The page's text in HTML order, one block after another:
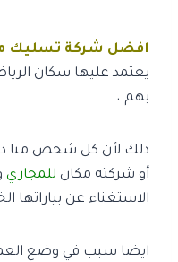
افضل شركة تسليك
يعتمد عليها سكان
بهم ،
ذلك لأن كل شخص منا
أو شركته مكان للمجاري
الاستغناء عن بياراتها
ايضا سبب في وضع